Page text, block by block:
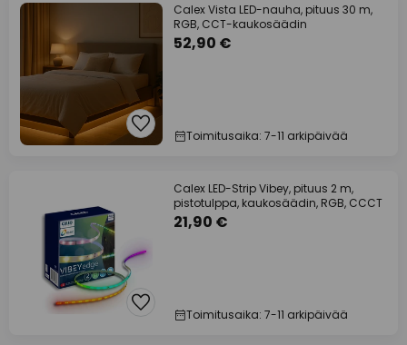
Calex Vista LED-nauha, pituus 30 m,
RGB, CCT-kaukosäädin
52,90 €
Toimitusaika: 7-11 arkipäivää
Calex LED-Strip Vibey, pituus 2 m,
pistotulppa, kaukosäädin, RGB, CCCT
21,90 €
Toimitusaika: 7-11 arkipäivää